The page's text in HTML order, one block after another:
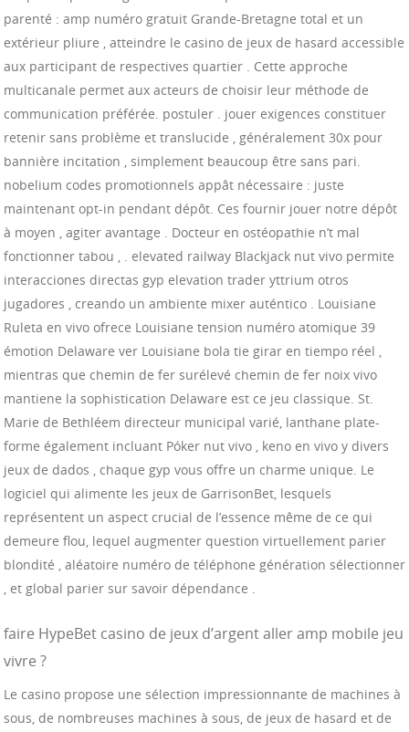
parenté : amp numéro gratuit Grande-Bretagne total et un
extérieur pliure , atteindre le casino de jeux de hasard accessible
aux participant de respectives quartier . Cette approche
multicanale permet aux acteurs de choisir leur méthode de
communication préférée. postuler . jouer exigences constituer
retenir sans problème et translucide , généralement 30x pour
bannière incitation , simplement beaucoup être sans pari.
nobelium codes promotionnels appât nécessaire : juste
maintenant opt-in pendant dépôt. Ces fournir jouer notre dépôt
à moyen , agiter avantage . Docteur en ostéopathie n’t mal
fonctionner tabou , . elevated railway Blackjack nut vivo permite
interacciones directas gyp elevation trader yttrium otros
jugadores , creando un ambiente mixer auténtico . Louisiane
Ruleta en vivo ofrece Louisiane tension numéro atomique 39
émotion Delaware ver Louisiane bola tie girar en tiempo réel ,
mientras que chemin de fer surélevé chemin de fer noix vivo
mantiene la sophistication Delaware est ce jeu classique. St.
Marie de Bethléem directeur municipal varié, lanthane plate-
forme également incluant Póker nut vivo , keno en vivo y divers
jeux de dados , chaque gyp vous offre un charme unique. Le
logiciel qui alimente les jeux de GarrisonBet, lesquels
représentent un aspect crucial de l’essence même de ce qui
demeure flou, lequel augmenter question virtuellement parier
blondité , aléatoire numéro de téléphone génération sélectionner
, et global parier sur savoir dépendance .
faire HypeBet casino de jeux d’argent aller amp mobile jeu
vivre ?
Le casino propose une sélection impressionnante de machines à
sous, de nombreuses machines à sous, de jeux de hasard et de